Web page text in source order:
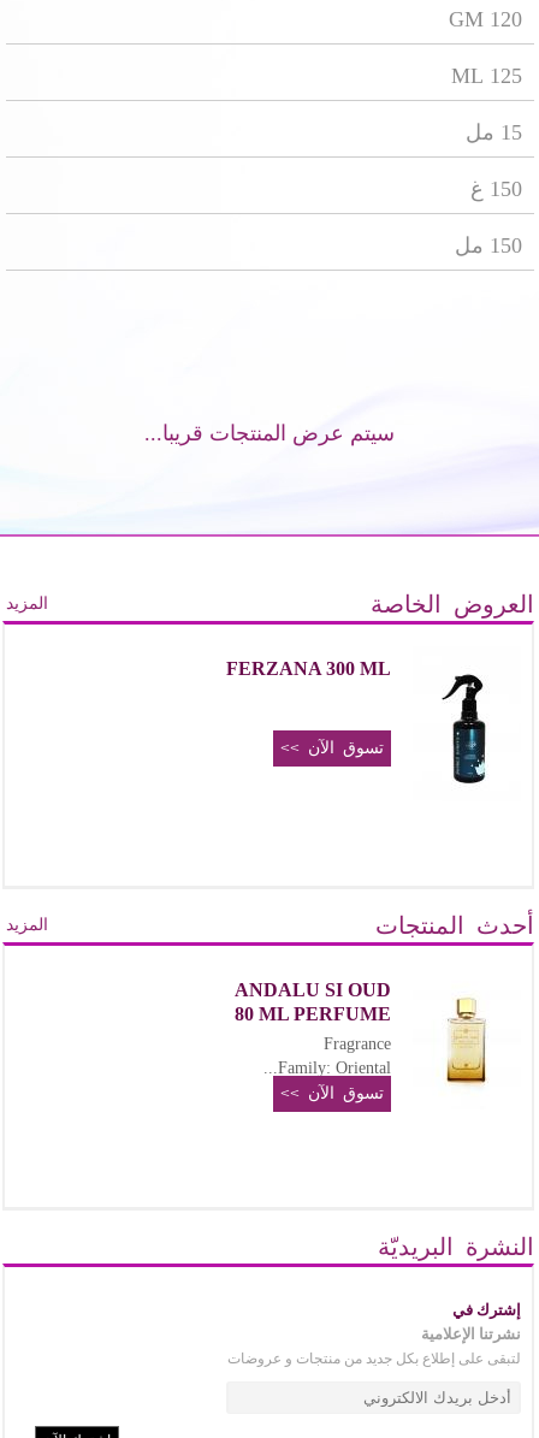
120 GM
125 ML
15 مل
150 غ
150 مل
سيتم عرض المنتجات قريبا...
العروض الخاصة المزيد
FERZANA 300 ML
تسوق الآن >>
أحدث المنتجات المزيد
ANDALU SI OUD
80 ML PERFUME
Fragrance
Family: Oriental...
تسوق الآن >>
النشرة البريديّة
إشترك في
نشرتنا الإعلامية
لتبقى على إطلاع بكل جديد من منتجات و عروضات